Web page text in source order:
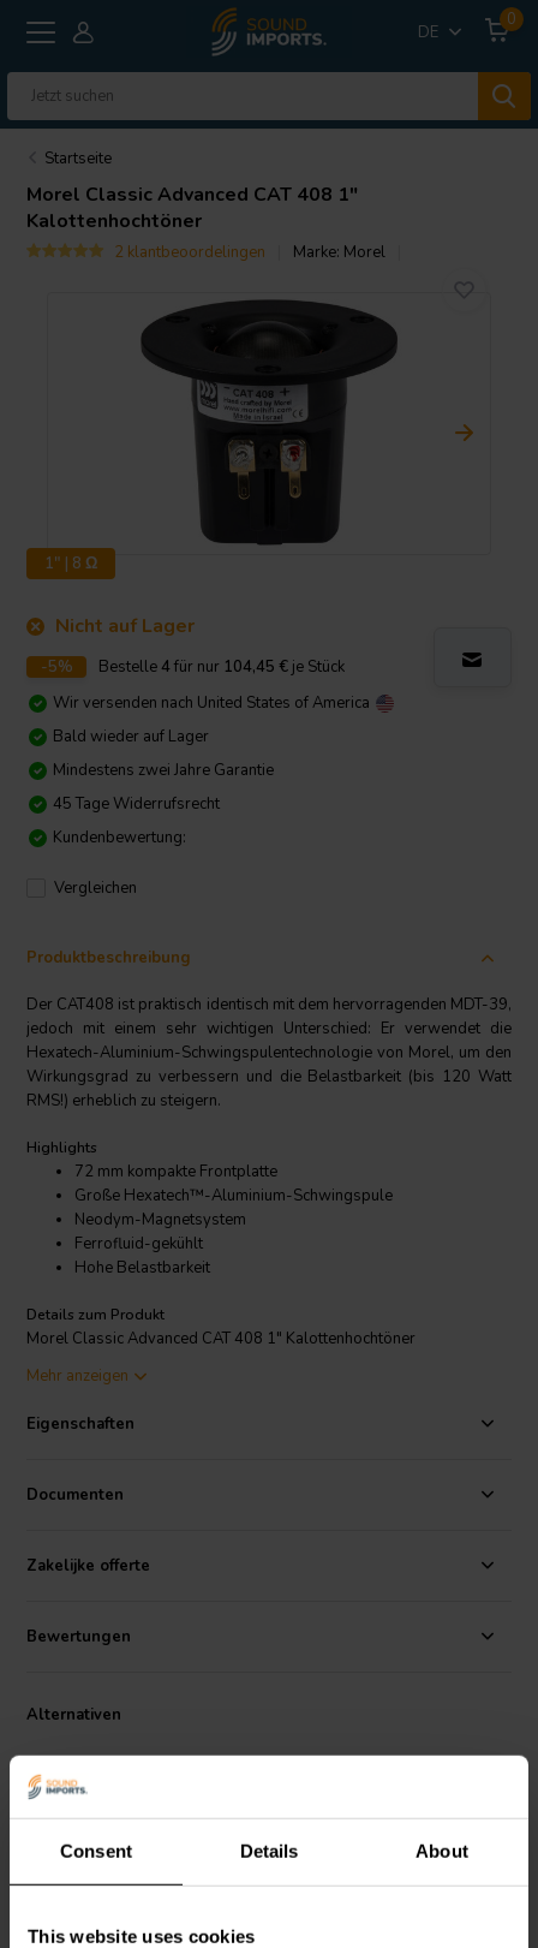
Consent Details About
This website uses cookies
DE
0
Startseite
Morel Classic Advanced CAT 408 1"
Kalottenhochtöner
2 klantbeoordelingen Marke: Morel
1" | 8 Ω
Nicht auf Lager
-5% Bestelle4 für nur 104,45 € je Stück
Wir versenden nach United States of America
Bald wieder auf Lager
Mindestens zwei Jahre Garantie
45 Tage Widerrufsrecht
Kundenbewertung:
Vergleichen
Produktbeschreibung
Der CAT408 ist praktisch identisch mit dem hervorragenden MDT-39,
jedoch mit einem sehr wichtigen Unterschied: Er verwendet die
Hexatech-Aluminium-Schwingspulentechnologie von Morel, um den
Wirkungsgrad zu verbessern und die Belastbarkeit (bis 120 Watt
RMS!) erheblich zu steigern.
Highlights
72 mm kompakte Frontplatte
Große Hexatech™-Aluminium-Schwingspule
Neodym-Magnetsystem
Ferrofluid-gekühlt
Hohe Belastbarkeit
Details zum Produkt
Morel Classic Advanced CAT 408 1" Kalottenhochtöner
Der CAT408 ist praktisch identisch mit dem hervorragenden MDT-39,
Hexatech-Aluminium-Schwingspulentechnologie von Morel, um den
verbessern. Seine kleine Frontplatte ermöglicht eine sehr nahe
Platzierung an einem Tief- oder Mitteltöner für eine verbesserte
Mehr anzeigen
Eigenschaften
Documenten
Zakelijke offerte
Bewertungen
Alternativen
1" | 8 Ω